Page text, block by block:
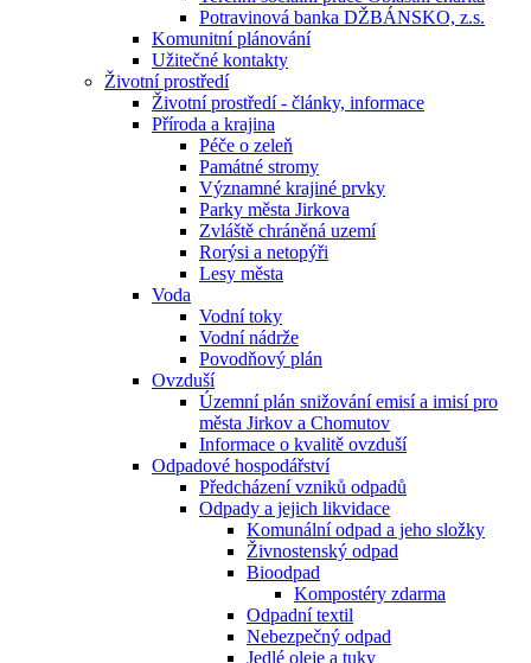
Potravinová banka DŽBÁNSKO, z.s.
Komunitní plánování
Užitečné kontakty
Životní prostředí
Životní prostředí - články, informace
Příroda a krajina
Péče o zeleň
Památné stromy
Významné krajiné prvky
Parky města Jirkova
Zvláště chráněná uzemí
Rorýsi a netopýři
Lesy města
Voda
Vodní toky
Vodní nádrže
Povodňový plán
Ovzduší
Územní plán snižování emisí a imisí pro
města Jirkov a Chomutov
Informace o kvalitě ovzduší
Odpadové hospodářství
Předcházení vzniků odpadů
Odpady a jejich likvidace
Komunální odpad a jeho složky
Živnostenský odpad
Bioodpad
Kompostéry zdarma
Odpadní textil
Nebezpečný odpad
Jedlé oleje a tuky